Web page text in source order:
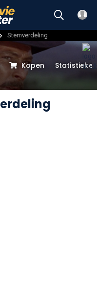
Stemverdeling
Kopen